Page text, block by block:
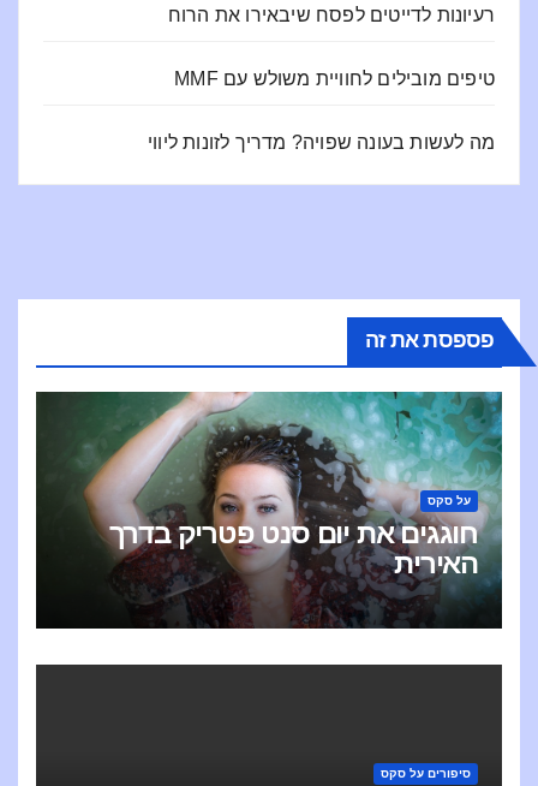
רעיונות לדייטים לפסח שיבאירו את הרוח
טיפים מובילים לחוויית משולש עם MMF
מה לעשות בעונה שפויה? מדריך לזונות ליווי
פספסת את זה
על סקס
חוגגים את יום סנט פטריק בדרך
האירית
סיפורים על סקס